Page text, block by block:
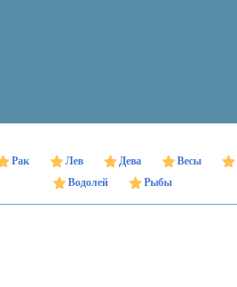
Рак Лев Дева Весы
Водолей
Рыбы